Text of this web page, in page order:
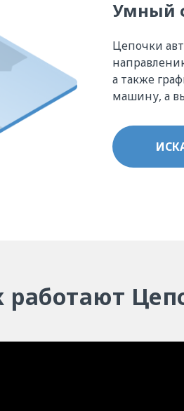
Умный
Цепочки
а также
машину, а
работают